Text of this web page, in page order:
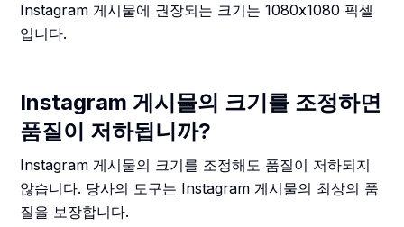
Instagram 게시물에 권장되는 크기는 1080x1080 픽셀
입니다.
Instagram 게시물의 크기를 조정하면
품질이 저하됩니까?
Instagram 게시물의 크기를 조정해도 품질이 저하되지
않습니다. 당사의 도구는 Instagram 게시물의 최상의 품
질을 보장합니다.